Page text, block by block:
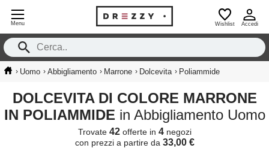
Menu Wishlist Accedi
› Uomo › Abbigliamento › Marrone › Dolcevita › Poliammide
DOLCEVITA DI COLORE MARRONE
IN POLIAMMIDE in Abbigliamento Uomo
Trovate 42offerte in 4negozi
con prezzi a partire da 33,00 €